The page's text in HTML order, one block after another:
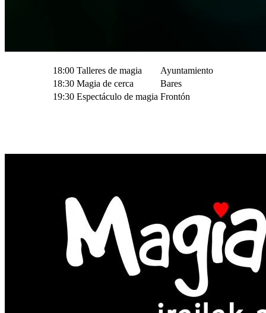
18:00 Talleres de magia
Ayuntamiento
18:30 Magia de cerca
Bares
19:30 Espectáculo de magia Frontón